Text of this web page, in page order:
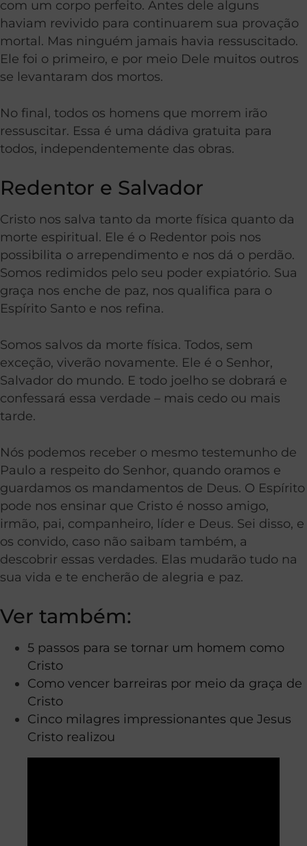
com um corpo perfeito. Antes dele alguns
haviam revivido para continuarem sua provação
mortal. Mas ninguém jamais havia ressuscitado.
Ele foi o primeiro, e por meio Dele muitos outros
se levantaram dos mortos.
No final, todos os homens que morrem irão
ressuscitar. Essa é uma dádiva gratuita para
todos, independentemente das obras.
Redentor e Salvador
Cristo nos salva tanto da morte física quanto da
morte espiritual. Ele é o Redentor pois nos
possibilita o arrependimento e nos dá o perdão.
Somos redimidos pelo seu poder expiatório. Sua
graça nos enche de paz, nos qualifica para o
Espírito Santo e nos refina.
Somos salvos da morte física. Todos, sem
exceção, viverão novamente. Ele é o Senhor,
Salvador do mundo. E todo joelho se dobrará e
confessará essa verdade – mais cedo ou mais
tarde.
Nós podemos receber o mesmo testemunho de
Paulo a respeito do Senhor, quando oramos e
guardamos os mandamentos de Deus. O Espírito
pode nos ensinar que Cristo é nosso amigo,
irmão, pai, companheiro, líder e Deus. Sei disso, e
os convido, caso não saibam também, a
descobrir essas verdades. Elas mudarão tudo na
sua vida e te encherão de alegria e paz.
Ver também:
5 passos para se tornar um homem como
Cristo
Como vencer barreiras por meio da graça de
Cristo
Cinco milagres impressionantes que Jesus
Cristo realizou